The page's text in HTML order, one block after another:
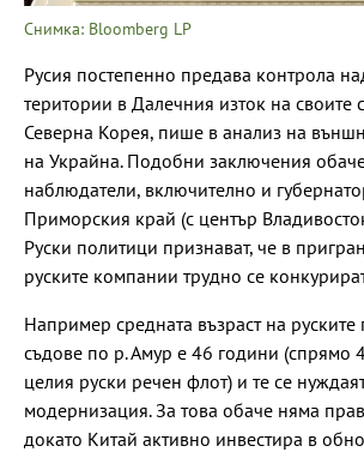
Снимка: Bloomberg LP
Русия постепенно предава контрола
територии в Далечния изток на своите
Северна Корея, пише в анализ на
на Украйна. Подобни заключения
наблюдатели, включително и
Приморския край (с център
Руски политици признават, че в
руските компании трудно се
Например средната възраст на руските
съдове по р. Амур е 46 години (спрямо
целия руски речен флот) и те се
модернизация. За това обаче няма
докато Китай активно инвестира в